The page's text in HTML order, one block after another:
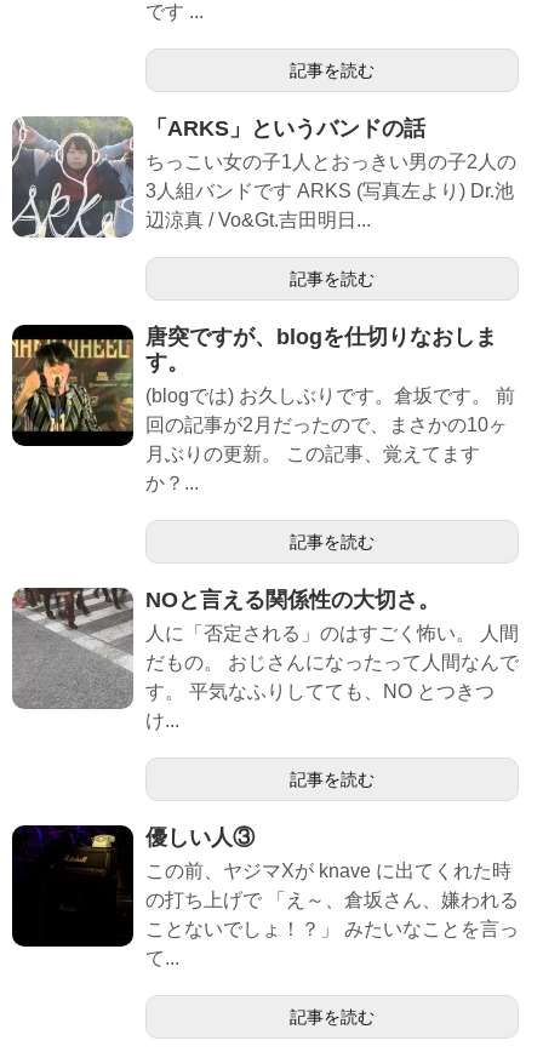
です ...
記事を読む
「ARKS」というバンドの話
ちっこい女の子1人とおっきい男の子2人の
3人組バンドです ARKS (写真左より) Dr.池
辺涼真 / Vo&Gt.吉田明日...
記事を読む
唐突ですが、blogを仕切りなおしま
す。
(blogでは) お久しぶりです。倉坂です。 前
回の記事が2月だったので、まさかの10ヶ
月ぶりの更新。 この記事、覚えてます
か？...
記事を読む
NOと言える関係性の大切さ。
人に「否定される」のはすごく怖い。 人間
だもの。 おじさんになったって人間なんで
す。 平気なふりしてても、NO とつきつ
け...
記事を読む
優しい人③
この前、ヤジマXが knave に出てくれた時
の打ち上げで 「え～、倉坂さん、嫌われる
ことないでしょ！？」 みたいなことを言っ
て...
記事を読む